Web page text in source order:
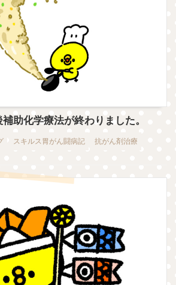
助化学療法が終わりました。
スキルス胃がん闘病記 抗がん剤治療